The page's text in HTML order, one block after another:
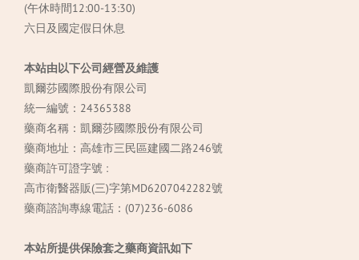
(午休時間12:00-13:30)
六日及國定假日休息
本站由以下公司經營及維護
凱爾莎國際股份有限公司
統一編號：24365388
藥商名稱：凱爾莎國際股份有限公司
藥商地址：高雄市三民區建國二路246號
藥商許可證字號 :
高市衛醫器販(三)字第MD6207042282號
藥商諮詢專線電話：(07)236-6086
本站所提供保險套之藥商資訊如下